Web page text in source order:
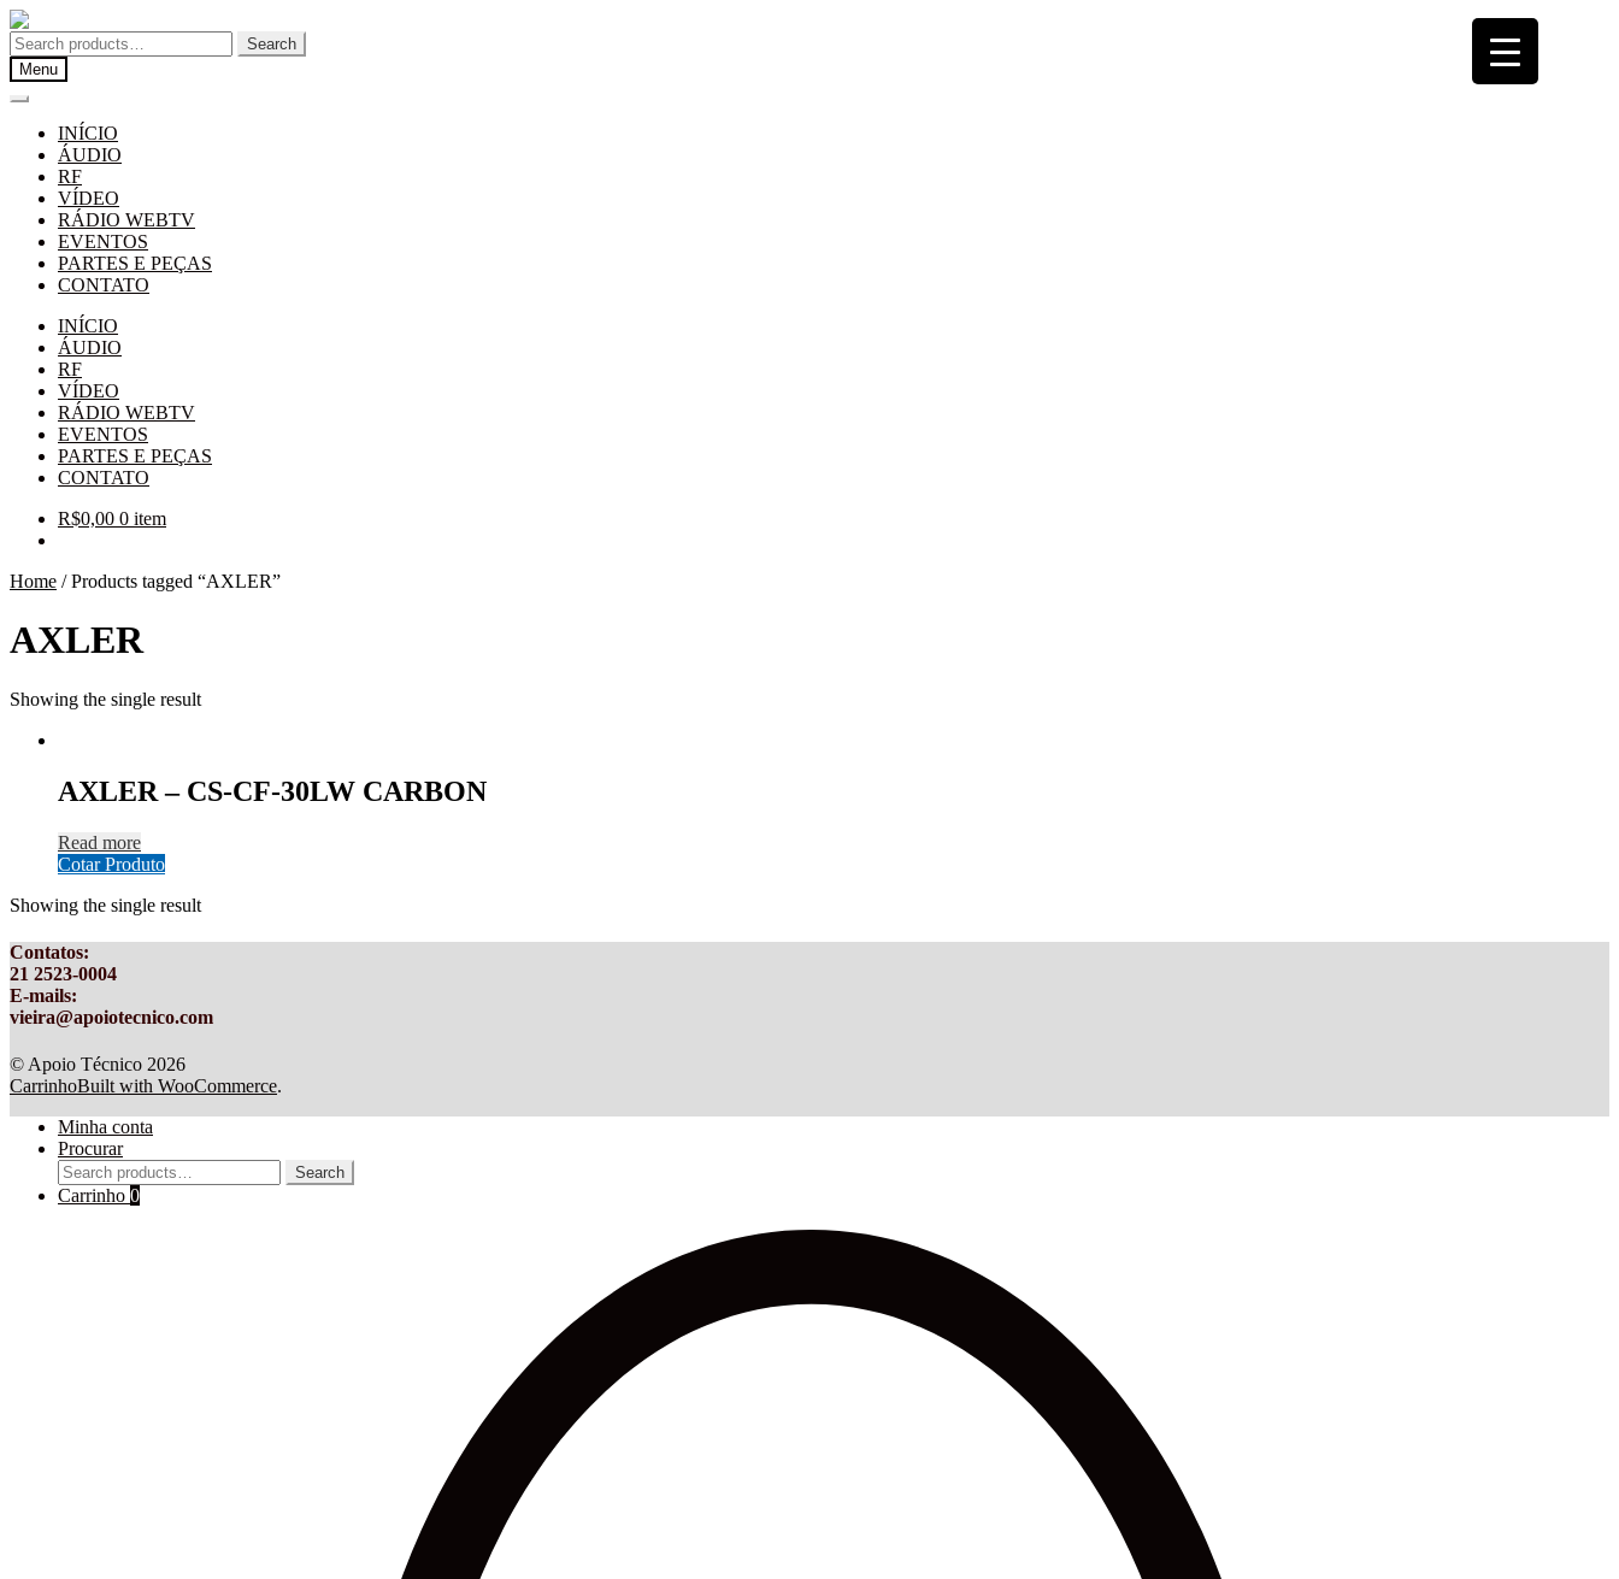
Pular
para
navegação
Pular
para
o
conteúdo
Search
for:
Search
Menu
INÍCIO
ÁUDIO
RF
VÍDEO
RÁDIO WEBTV
EVENTOS
PARTES E PEÇAS
CONTATO
INÍCIO
ÁUDIO
RF
VÍDEO
RÁDIO WEBTV
EVENTOS
PARTES E PEÇAS
CONTATO
R$0,00 0 item
Home /Products tagged “AXLER”
AXLER
Showing the single result
AXLER – CS-CF-30LW CARBON
Read more
Cotar Produto
Showing the single result
Contatos:
21 2523-0004
E-mails:
vieira@apoiotecnico.com
© Apoio Técnico 2026
CarrinhoBuilt with WooCommerce.
Minha conta
Procurar
Search
for:
Search
Carrinho 0